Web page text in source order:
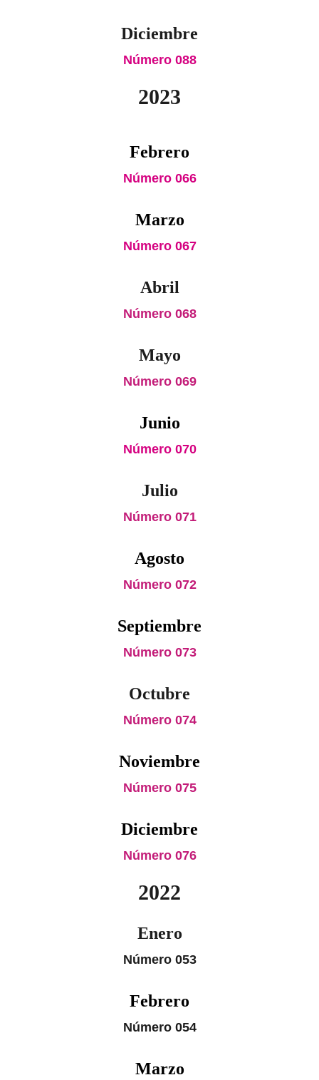
Diciembre
Número 088
2023
Febrero
Número 066
Marzo
Número 067
Abril
Número 068
Mayo
Número 069
Junio
Número 070
Julio
Número 071
Agosto
Número 072
Septiembre
Número 073
Octubre
Número 074
Noviembre
Número 075
Diciembre
Número 076
2022
Enero
Número 053
Febrero
Número 054
Marzo